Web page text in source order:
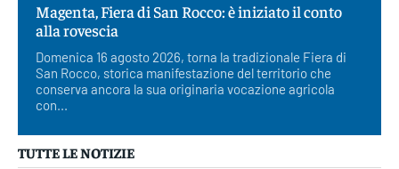
Magenta, Fiera di San Rocco: è iniziato il conto
alla rovescia
Domenica 16 agosto 2026, torna la tradizionale Fiera di
San Rocco, storica manifestazione del territorio che
conserva ancora la sua originaria vocazione agricola
con...
TUTTE LE NOTIZIE